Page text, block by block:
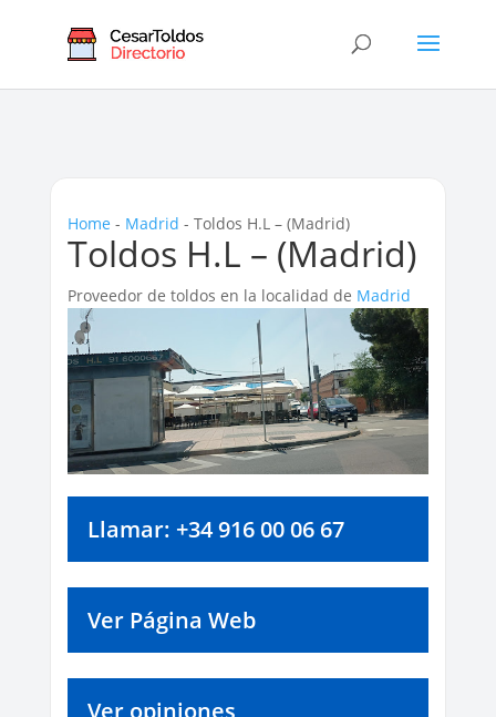
Home - Madrid - Toldos H.L – (Madrid)
Toldos H.L – (Madrid)
Proveedor de toldos en la localidad de Madrid
Llamar: +34 916 00 06 67
Ver Página Web